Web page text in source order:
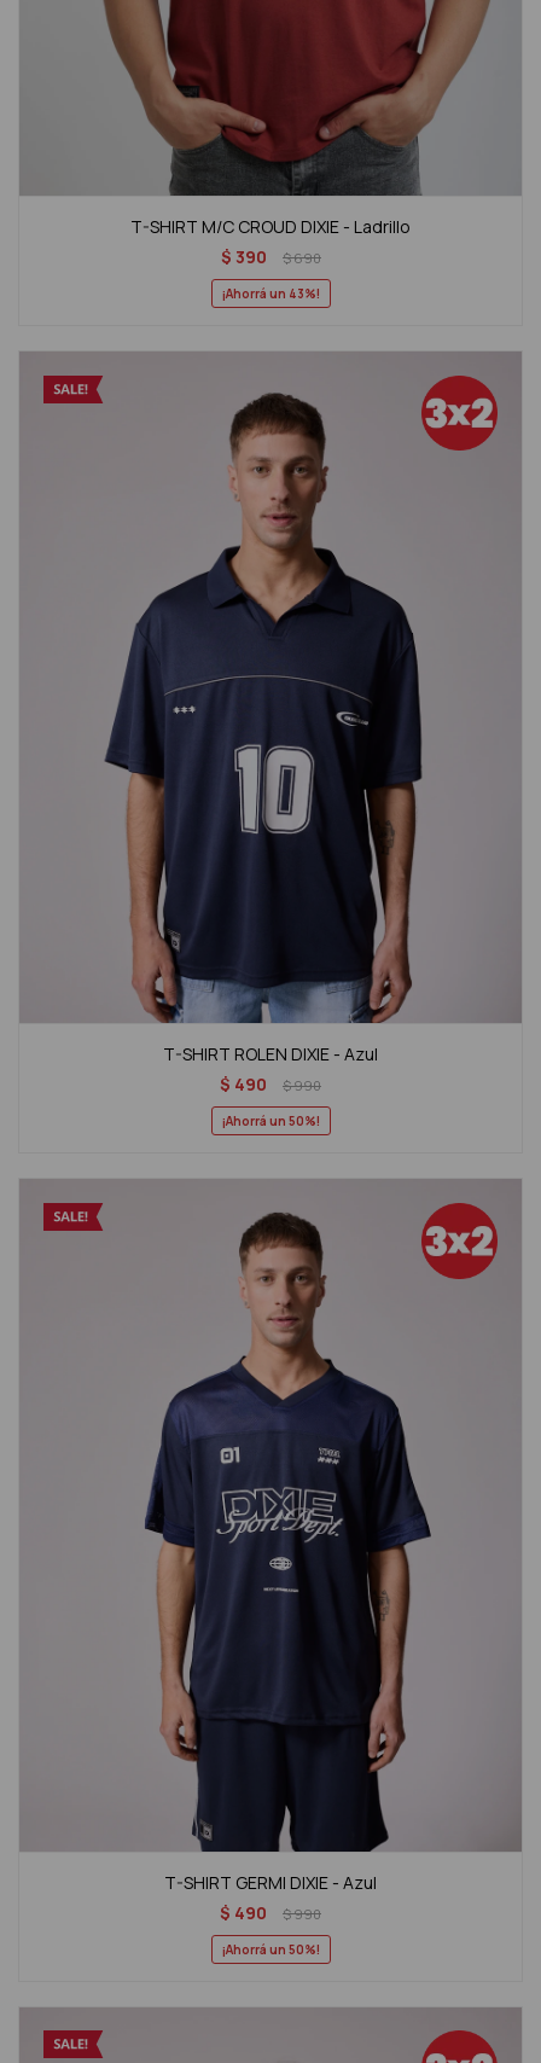
T-SHIRT M/C CROUD DIXIE - Ladrillo
$ 390 $690
43
T-SHIRT ROLEN DIXIE - Azul
$ 490 $990
50
T-SHIRT GERMI DIXIE - Azul
$ 490 $990
50